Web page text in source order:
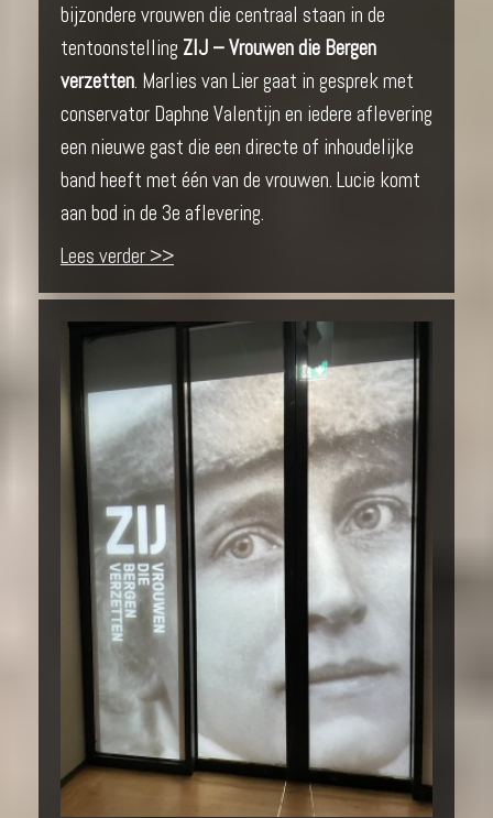
bijzondere vrouwen die centraal staan in de
tentoonstelling ZIJ – Vrouwen die Bergen
verzetten. Marlies van Lier gaat in gesprek met
conservator Daphne Valentijn en iedere aflevering
een nieuwe gast die een directe of inhoudelijke
band heeft met één van de vrouwen. Lucie komt
aan bod in de 3e aflevering.
Lees verder >>